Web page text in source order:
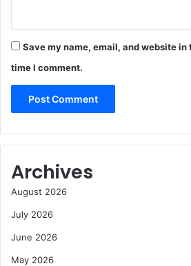
Save my name, email, and website
time I comment.
Archives
August 2026
July 2026
June 2026
May 2026